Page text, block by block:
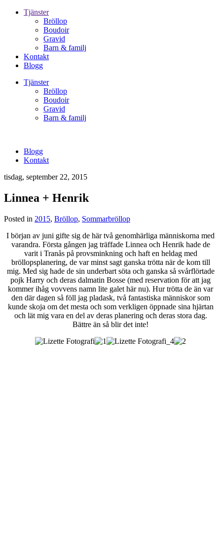
Tjänster
Bröllop
Boudoir
Gravid
Barn & familj
Kontakt
Blogg
Tjänster
Bröllop
Boudoir
Gravid
Barn & familj
Blogg
Kontakt
tisdag, september 22, 2015
Linnea + Henrik
Posted in 2015, Bröllop, Sommarbröllop
I början av juni gifte sig de här två genomhärliga människorna med
varandra. Första gången jag träffade Linnea och Henrik hade de
varit i Tranås på provsminkning och haft en heldag med
bröllopsplanering, de var minst sagt ganska trötta när de kom till
mig. Med sig hade de sin underbart söta och ganska så svårflörtade
pojk Harry och deras dalmatin Bosse (med reservation för att jag
kommer ihåg vovvens namn lite galet här nu). Hur trötta de än var
den där dagen så föll jag pladask, två fantastiska människor som
kunde skoja om det mesta och som verkligen öppnade sina hjärtan
och lät mig vara en del av deras planering och deras stora dag.
Bättre än så blir det inte!